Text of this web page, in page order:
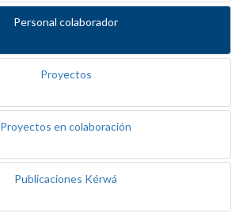
Personal colaborador
Proyectos
Proyectos en colaboración
Publicaciones Kérwá